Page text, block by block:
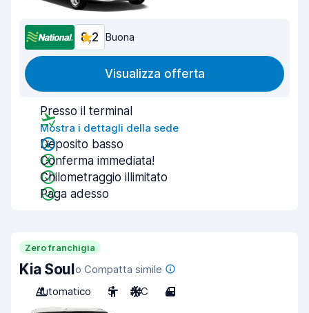
8,2 Buona
Visualizza offerta
Presso il terminal
Mostra i dettagli della sede
Deposito basso
Conferma immediata!
Chilometraggio illimitato
Paga adesso
Zero franchigia
Kia Soulo Compatta simile
Automatico
5 A/C 4